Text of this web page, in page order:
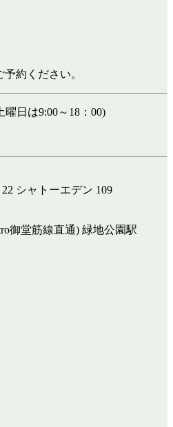
約ください。
曜日は9:00～18：00)
シャトーエデン 109
御堂筋線直通) 緑地公園駅